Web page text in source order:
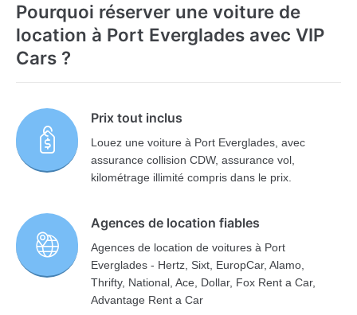
Pourquoi réserver une voiture de
location à Port Everglades avec VIP
Cars ?
Prix tout inclus
Louez une voiture à Port Everglades, avec
assurance collision CDW, assurance vol,
kilométrage illimité compris dans le prix.
Agences de location fiables
Agences de location de voitures à Port
Everglades - Hertz, Sixt, EuropCar, Alamo,
Thrifty, National, Ace, Dollar, Fox Rent a Car,
Advantage Rent a Car